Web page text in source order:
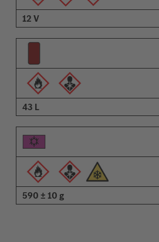
12 V
43 L
590 ± 10 g